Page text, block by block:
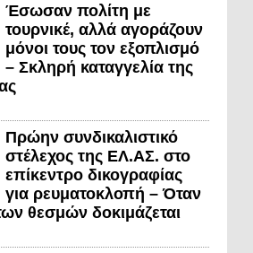
Έσωσαν πολίτη με
τουρνικέ, αλλά αγοράζουν
μόνοι τους τον εξοπλισμό
– Σκληρή καταγγελία της
Πρώην συνδικαλιστικό
στέλεχος της ΕΛ.ΑΣ. στο
επίκεντρο δικογραφίας
για ρευματοκλοπή – Όταν
θεσμών δοκιμάζεται